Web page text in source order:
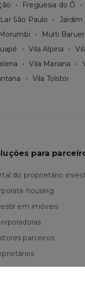
Freguesia do Ó
São Paulo Jardim
Morumbi Multi Barueri
Vila Alpina
Vila Mariana
Vila Tolstoi
para
do proprietário
housing
em imóveis
parceiros